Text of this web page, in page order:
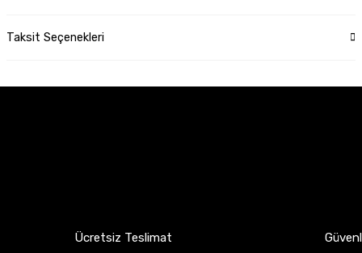
Taksit Seçenekleri
Ücretsiz Teslimat